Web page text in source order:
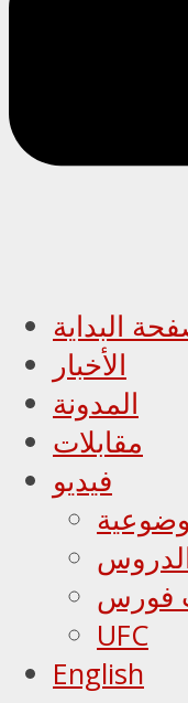
البداية
الأخبار
المدونة
مقابلات
فيديو
فورس
UFC
English